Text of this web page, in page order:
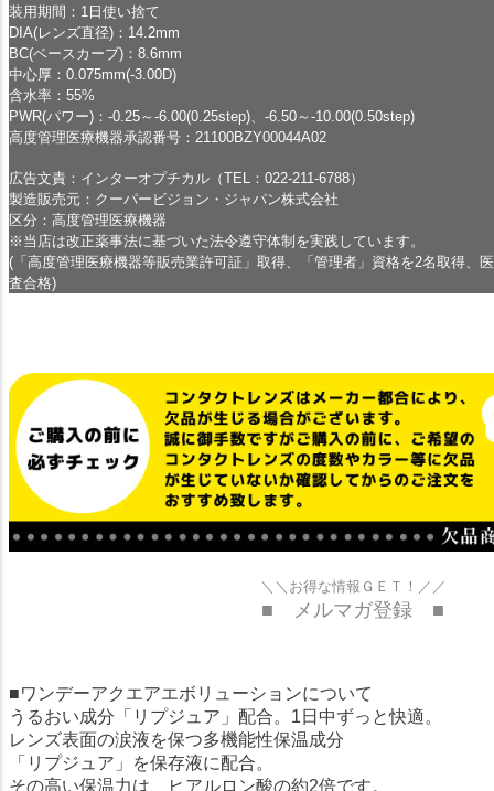
装用期間：1日使い捨て
DIA(レンズ直径)：14.2mm
BC(ベースカーブ)：8.6mm
中心厚：0.075mm(-3.00D)
含水率：55%
PWR(パワー)：-0.25～-6.00(0.25step)、-6.50～-10.00(0.50step)
高度管理医療機器承認番号：21100BZY00044A02
広告文責：インターオプチカル（TEL：022-211-6788）
製造販売元：クーパービジョン・ジャパン株式会社
区分：高度管理医療機器
※当店は改正薬事法に基づいた法令遵守体制を実践しています。
(「高度管理医療機器等販売業許可証」取得、「管理者」資格を2名取得、
査合格)
＼＼お得な情報ＧＥＴ！／／
■ メルマガ登録 ■
■ワンデーアクエアエボリューションについて
うるおい成分「リプジュア」配合。1日中ずっと快適。
レンズ表面の涙液を保つ多機能性保温成分
「リプジュア」を保存液に配合。
その高い保温力は、ヒアルロン酸の約2倍です。